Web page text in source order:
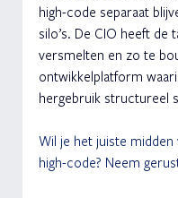
high-code separaat
silo’s. De CIO heeft de
versmelten en zo te
ontwikkelplatform
hergebruik structureel
Wil je het juiste
high-code? Neem